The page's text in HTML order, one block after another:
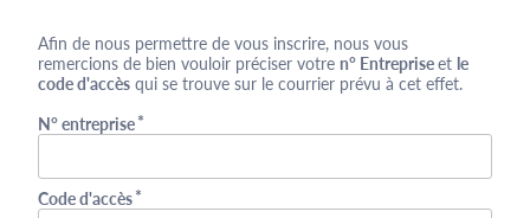
Afin de nous permettre de vous inscrire, nous vous
remercions de bien vouloir préciser votre n° Entrepriseet le
code d'accès qui se trouve sur le courrier prévu à cet effet.
N° entreprise*
Code d'accès*